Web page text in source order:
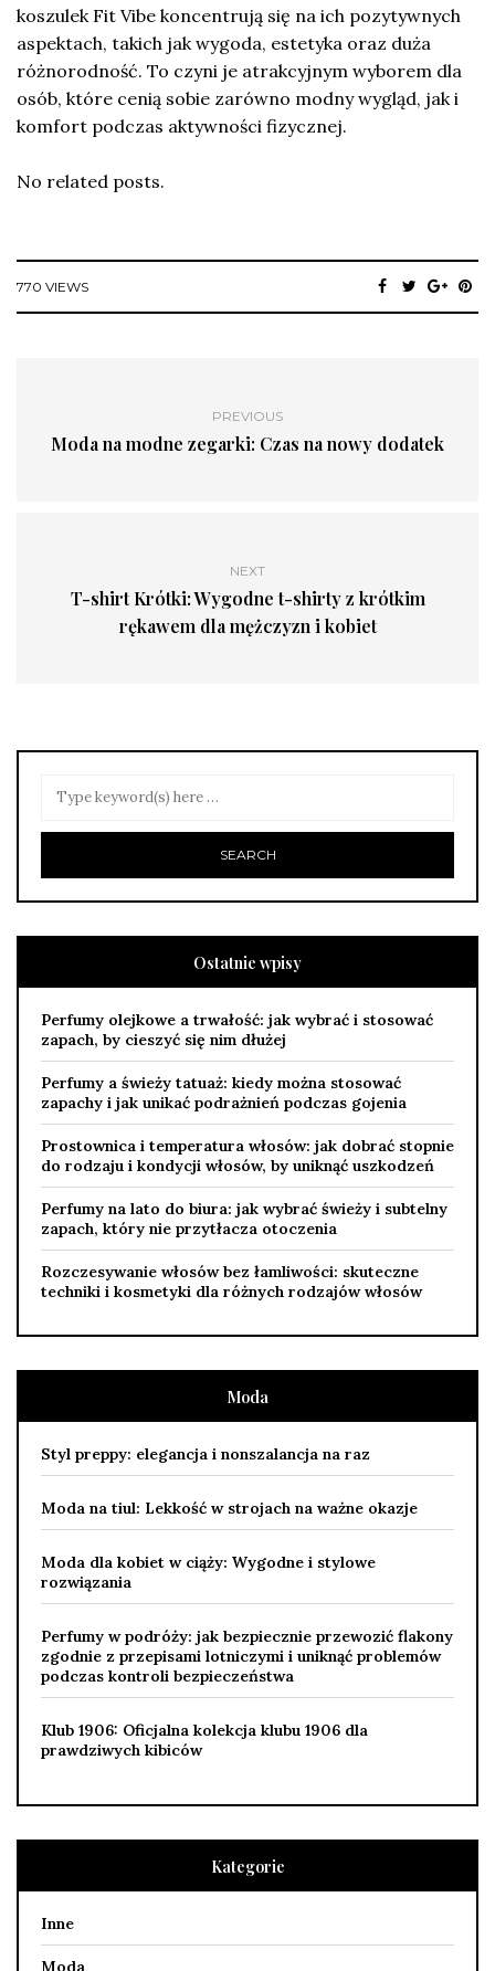
koszulek Fit Vibe koncentrują się na ich pozytywnych
aspektach, takich jak wygoda, estetyka oraz duża
różnorodność. To czyni je atrakcyjnym wyborem dla
osób, które cenią sobie zarówno modny wygląd, jak i
komfort podczas aktywności fizycznej.
No related posts.
770 VIEWS
PREVIOUS
Moda na modne zegarki: Czas na nowy dodatek
NEXT
T-shirt Krótki: Wygodne t-shirty z krótkim
rękawem dla mężczyzn i kobiet
Ostatnie wpisy
Perfumy olejkowe a trwałość: jak wybrać i stosować
zapach, by cieszyć się nim dłużej
Perfumy a świeży tatuaż: kiedy można stosować
zapachy i jak unikać podrażnień podczas gojenia
Prostownica i temperatura włosów: jak dobrać stopnie
do rodzaju i kondycji włosów, by uniknąć uszkodzeń
Perfumy na lato do biura: jak wybrać świeży i subtelny
zapach, który nie przytłacza otoczenia
Rozczesywanie włosów bez łamliwości: skuteczne
techniki i kosmetyki dla różnych rodzajów włosów
Moda
Styl preppy: elegancja i nonszalancja na raz
Moda na tiul: Lekkość w strojach na ważne okazje
Moda dla kobiet w ciąży: Wygodne i stylowe
rozwiązania
Perfumy w podróży: jak bezpiecznie przewozić flakony
zgodnie z przepisami lotniczymi i uniknąć problemów
podczas kontroli bezpieczeństwa
Klub 1906: Oficjalna kolekcja klubu 1906 dla
prawdziwych kibiców
Kategorie
Inne
Moda